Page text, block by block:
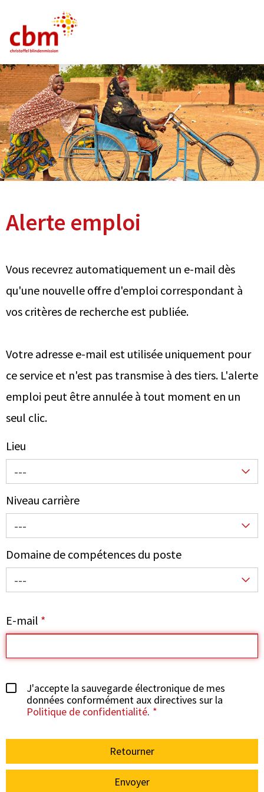
Allemand Anglais Français
Emploi
FAQ
Alerte emploi
Vous recevrez automatiquement un e-mail dès
qu'une nouvelle offre d'emploi correspondant à
vos critères de recherche est publiée.
Votre adresse e-mail est utilisée uniquement pour
ce service et n'est pas transmise à des tiers. L'alerte
emploi peut être annulée à tout moment en un
seul clic.
Lieu
---
Niveau carrière
---
Domaine de compétences du poste
---
E-mail *
J'accepte la sauvegarde électronique de mes
données conformément aux directives sur la
Politique de confidentialité.
Retourner
Envoyer